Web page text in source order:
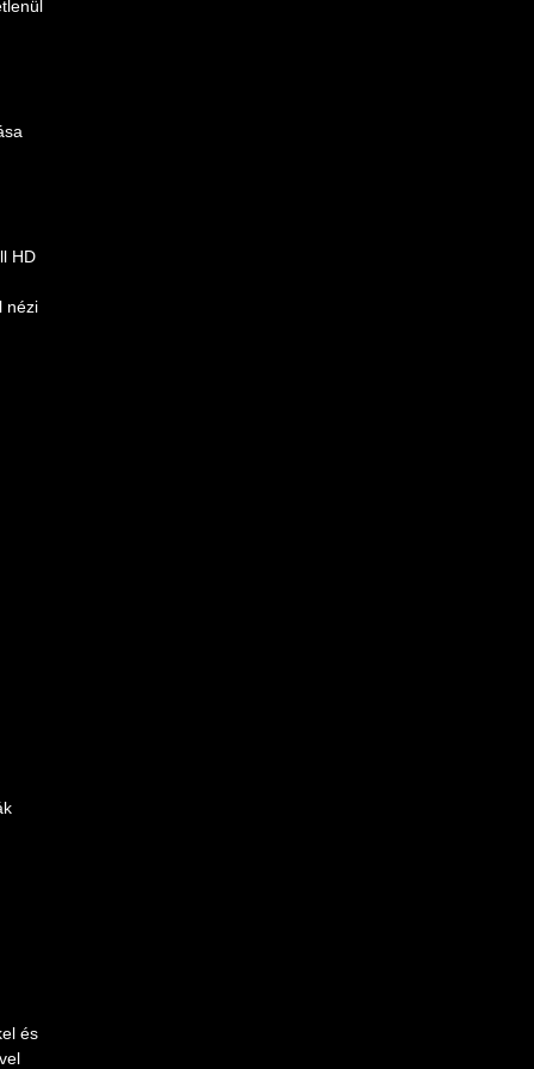
HD
nézi
és